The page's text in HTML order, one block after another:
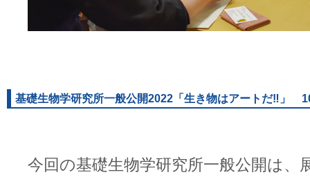
基礎生物学研究所一般公開2022「生き物はアートだ‼」
今回の基礎生物学研究所一般公開は、